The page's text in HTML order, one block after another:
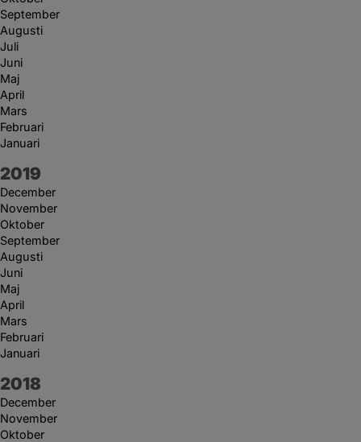
September
Augusti
Juli
Juni
Maj
April
Mars
Februari
Januari
År:
2019
December
November
Oktober
September
Augusti
Juni
Maj
April
Mars
Februari
Januari
År:
2018
December
November
Oktober